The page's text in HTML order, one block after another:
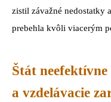
zistil závažné nedostatky
prebehla kvôli viacerým
Štát
a vzdelávacie